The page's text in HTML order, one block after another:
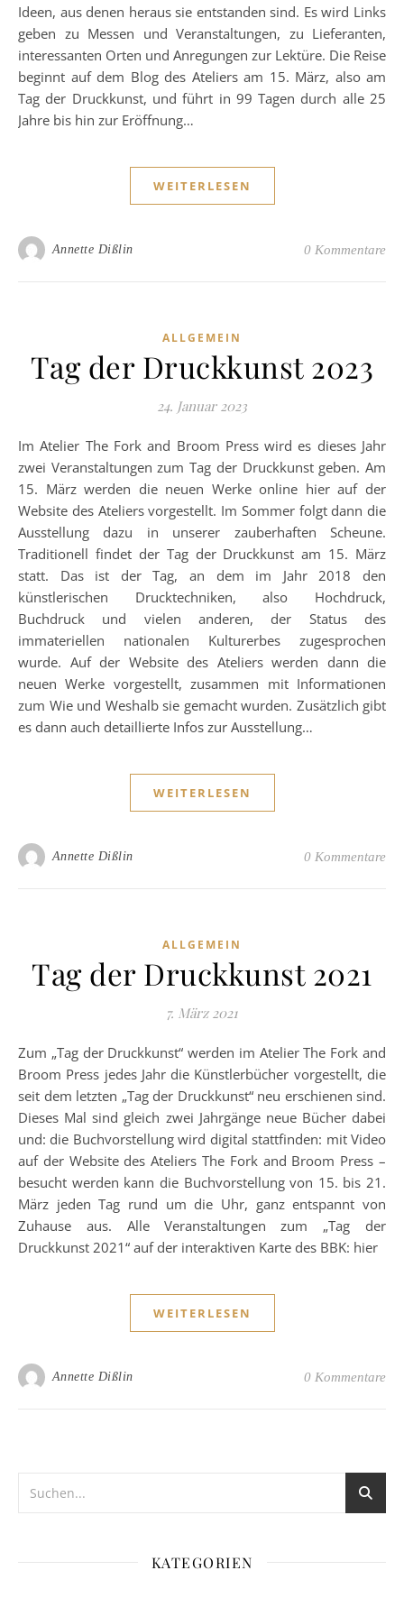
Ideen, aus denen heraus sie entstanden sind. Es wird Links
geben zu Messen und Veranstaltungen, zu Lieferanten,
interessanten Orten und Anregungen zur Lektüre. Die Reise
beginnt auf dem Blog des Ateliers am 15. März, also am
Tag der Druckkunst, und führt in 99 Tagen durch alle 25
Jahre bis hin zur Eröffnung…
WEITERLESEN
Annette Dißlin 0 Kommentare
ALLGEMEIN
Tag der Druckkunst 2023
24. Januar 2023
Im Atelier The Fork and Broom Press wird es dieses Jahr
zwei Veranstaltungen zum Tag der Druckkunst geben. Am
15. März werden die neuen Werke online hier auf der
Website des Ateliers vorgestellt. Im Sommer folgt dann die
Ausstellung dazu in unserer zauberhaften Scheune.
Traditionell findet der Tag der Druckkunst am 15. März
statt. Das ist der Tag, an dem im Jahr 2018 den
künstlerischen Drucktechniken, also Hochdruck,
Buchdruck und vielen anderen, der Status des
immateriellen nationalen Kulturerbes zugesprochen
wurde. Auf der Website des Ateliers werden dann die
neuen Werke vorgestellt, zusammen mit Informationen
zum Wie und Weshalb sie gemacht wurden. Zusätzlich gibt
es dann auch detaillierte Infos zur Ausstellung…
WEITERLESEN
Annette Dißlin 0 Kommentare
ALLGEMEIN
Tag der Druckkunst 2021
7. März 2021
Zum „Tag der Druckkunst“ werden im Atelier The Fork and
Broom Press jedes Jahr die Künstlerbücher vorgestellt, die
seit dem letzten „Tag der Druckkunst“ neu erschienen sind.
Dieses Mal sind gleich zwei Jahrgänge neue Bücher dabei
und: die Buchvorstellung wird digital stattfinden: mit Video
auf der Website des Ateliers The Fork and Broom Press –
besucht werden kann die Buchvorstellung von 15. bis 21.
März jeden Tag rund um die Uhr, ganz entspannt von
Zuhause aus. Alle Veranstaltungen zum „Tag der
Druckkunst 2021“ auf der interaktiven Karte des BBK: hier
WEITERLESEN
Annette Dißlin 0 Kommentare
KATEGORIEN